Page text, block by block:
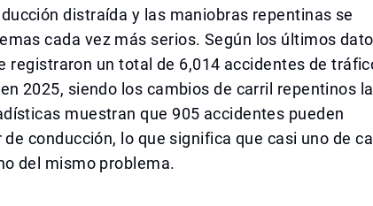
distraída y las maniobras repentinas se
cada vez más serios. Según los últimos
registraron un total de 6,014 accidentes de
2025, siendo los cambios de carril repentinos la
muestran que 905 accidentes pueden
conducción, lo que significa que casi uno de
del mismo problema.